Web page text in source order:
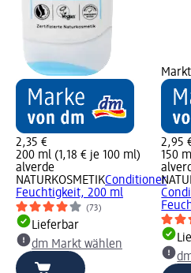
2,35 €
200 ml (1,18 € je 100 ml)
alverde
NATURKOSMETIKConditioner
Feuchtigkeit, 200 ml
(73)
Lieferbar
dm Markt wählen
2,95
150